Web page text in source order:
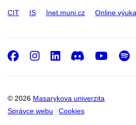
CIT IS Inet.muni.cz Online výuka
© 2026 Masarykova univerzita
Správce webu
Cookies
Facebook
Instagram
LinkedIn
Discord